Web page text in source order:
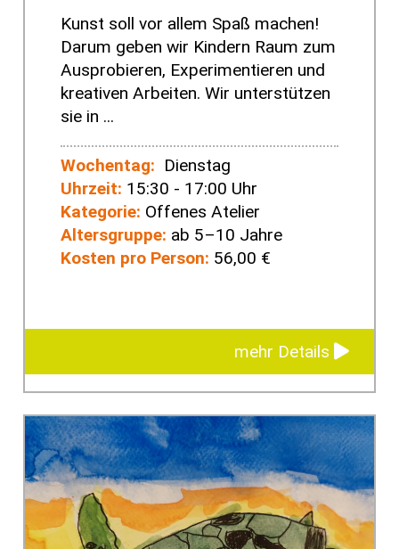
Kunst soll vor allem Spaß machen!
Darum geben wir Kindern Raum zum
Ausprobieren, Experimentieren und
kreativen Arbeiten. Wir unterstützen
sie in ...
Wochentag: Dienstag
Uhrzeit: 15:30 - 17:00 Uhr
Kategorie: Offenes Atelier
Altersgruppe: ab 5–10 Jahre
Kosten pro Person: 56,00 €
mehr Details